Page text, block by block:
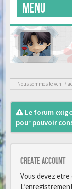
MENU
Nous sommes le ven. 7
Le forum
pour pouvoir
Create account
Vous devez